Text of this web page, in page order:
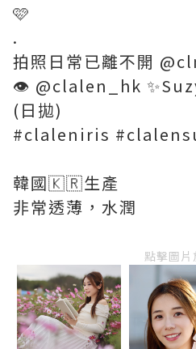
🩷
.
拍照日常已離不開
👁️ @clalen_hk
(日拋)
#claleniris
韓國🇰🇷生產
非常透薄，水潤
點擊圖片